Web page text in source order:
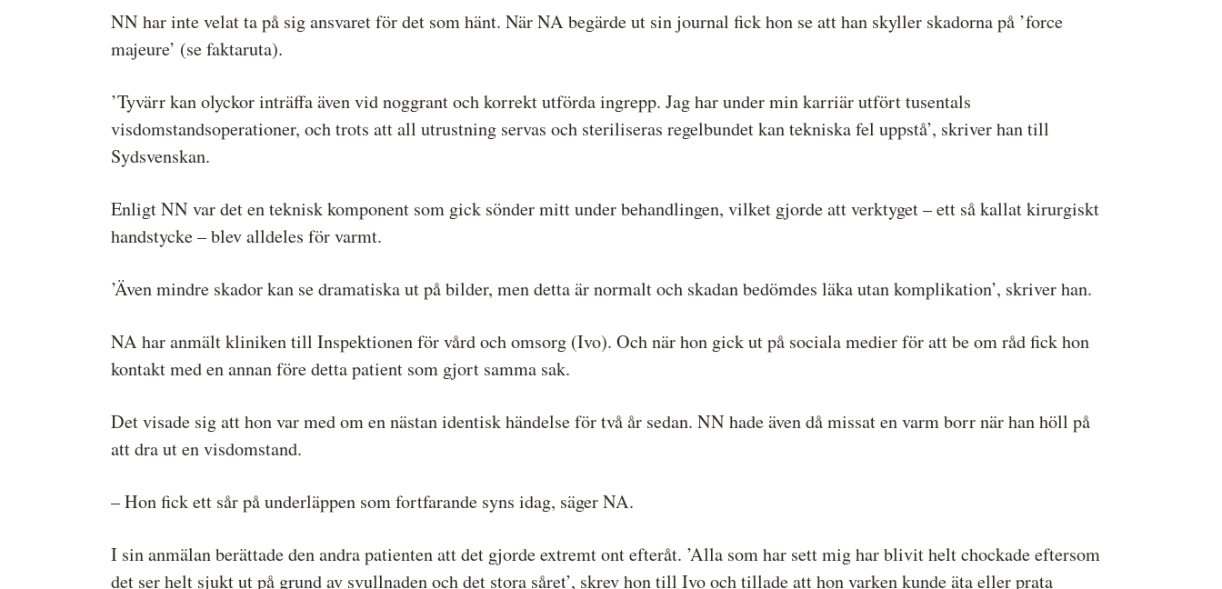
NN har inte velat ta på sig ansvaret för det som hänt. När NA begärde ut sin journal fick hon se att han skyller skadorna på ’force
majeure’ (se faktaruta).
’Tyvärr kan olyckor inträffa även vid noggrant och korrekt utförda ingrepp. Jag har under min karriär utfört tusentals
visdomstandsoperationer, och trots att all utrustning servas och steriliseras regelbundet kan tekniska fel uppstå’, skriver han till
Sydsvenskan.
Enligt NN var det en teknisk komponent som gick sönder mitt under behandlingen, vilket gjorde att verktyget – ett så kallat kirurgiskt
handstycke – blev alldeles för varmt.
’Även mindre skador kan se dramatiska ut på bilder, men detta är normalt och skadan bedömdes läka utan komplikation’, skriver han.
NA har anmält kliniken till Inspektionen för vård och omsorg (Ivo). Och när hon gick ut på sociala medier för att be om råd fick hon
kontakt med en annan före detta patient som gjort samma sak.
Det visade sig att hon var med om en nästan identisk händelse för två år sedan. NN hade även då missat en varm borr när han höll på
att dra ut en visdomstand.
– Hon fick ett sår på underläppen som fortfarande syns idag, säger NA.
I sin anmälan berättade den andra patienten att det gjorde extremt ont efteråt. ’Alla som har sett mig har blivit helt chockade eftersom
det ser helt sjukt ut på grund av svullnaden och det stora såret’, skrev hon till Ivo och tillade att hon varken kunde äta eller prata